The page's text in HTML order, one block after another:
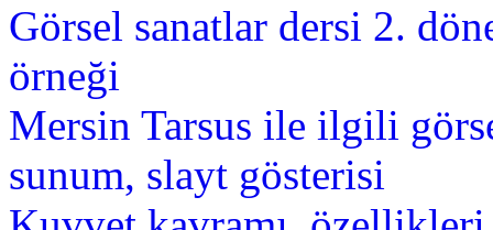
Görsel sanatlar dersi 2.
örneği
Mersin Tarsus ile ilgili
sunum, slayt gösterisi